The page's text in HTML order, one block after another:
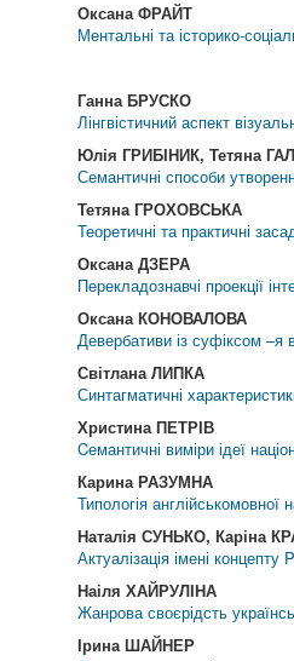
Оксана ФРАЙТ
Ментальні та історико-
Ганна БРУСКО
Лінгвістичний аспект
Юлія ГРИБІНИК, Тетяна
Семантичні способи
Тетяна ГРОХОВСЬКА
Теоретичні та практичні
Оксана ДЗЕРА
Перекладознавчі проекції
Оксана КОНОВАЛОВА
Девербативи із суфіксом
Світлана ЛИПКА
Синтагматичні
Христина ПЕТРІВ
Cемантичні виміри ідеї
Карина РАЗУМНА
Типологія англійськомовної
Наталія СУНЬКО, Каріна
Актуалізація імені
Наіля ХАЙРУЛІНА
Жанрова своєрідсть
Ірина ШАЙНЕР